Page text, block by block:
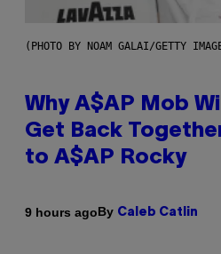
(PHOTO BY NOAM GALAI/GETTY
Why A$AP Mob
Get Back
to A$AP Rocky
9 hours agoBy Caleb Catlin